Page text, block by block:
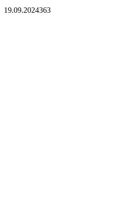
19.09.2024363